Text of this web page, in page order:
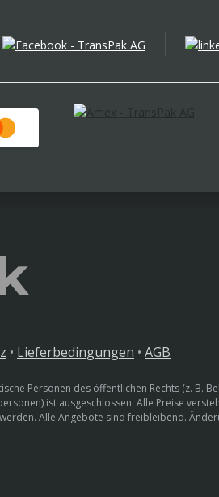
• Lieferbedingungen • AGB
Personen des öffentlichen Rechts (z. B.
ist ausgeschlossen. Alle Preise
Alle Angebote sind freibleibend.